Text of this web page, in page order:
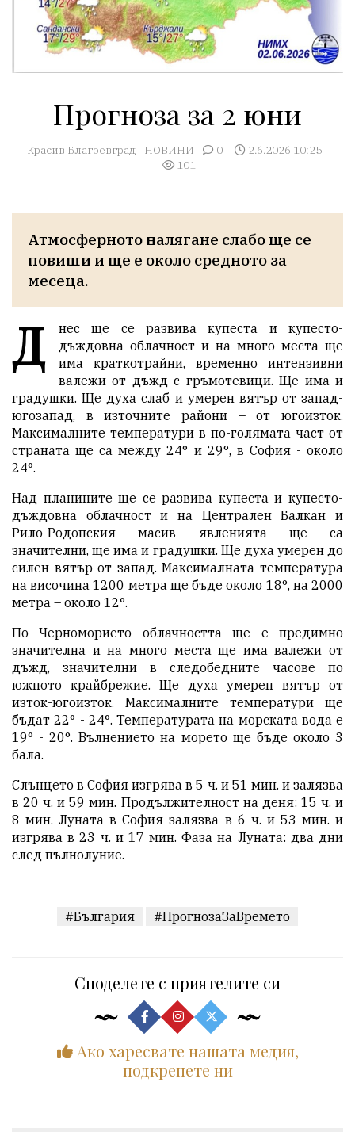
Прогноза за 2 юни
Красив Благоевград НОВИНИ 0
2.6.2026 10:25
101
Атмосферното налягане слабо ще се
повиши и ще е около средното за
месеца.
Д
нес ще се развива купеста и купесто-
дъждовна облачност и на много места ще
има краткотрайни, временно интензивни
валежи от дъжд с гръмотевици. Ще има и
градушки. Ще духа слаб и умерен вятър от запад-
югозапад, в източните райони – от югоизток.
Максималните температури в по-голямата част от
страната ще са между 24° и 29°, в София - около
24°.
Над планините ще се развива купеста и купесто-
дъждовна облачност и на Централен Балкан и
Рило-Родопския масив явленията ще са
значителни, ще има и градушки. Ще духа умерен до
силен вятър от запад. Максималната температура
на височина 1200 метра ще бъде около 18°, на 2000
метра – около 12°.
По Черноморието облачността ще е предимно
значителна и на много места ще има валежи от
дъжд, значителни в следобедните часове по
южното крайбрежие. Ще духа умерен вятър от
изток-югоизток. Максималните температури ще
бъдат 22° - 24°. Температурата на морската вода е
19° - 20°. Вълнението на морето ще бъде около 3
бала.
Слънцето в София изгрява в 5 ч. и 51 мин. и залязва
в 20 ч. и 59 мин. Продължителност на деня: 15 ч. и
8 мин. Луната в София залязва в 6 ч. и 53 мин. и
изгрява в 23 ч. и 17 мин. Фаза на Луната: два дни
след пълнолуние.
#България #ПрогнозаЗаВремето
Споделете с приятелите си
Ако харесвате нашата медия,
подкрепете ни